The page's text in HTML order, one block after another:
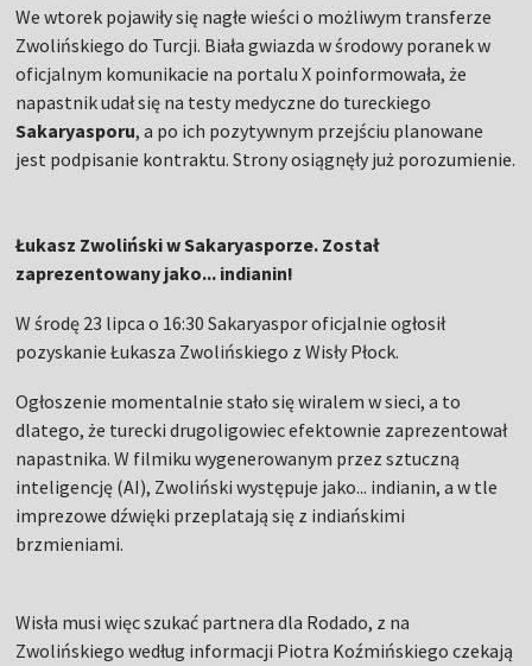
We wtorek pojawiły się nagłe wieści o możliwym transferze
Zwolińskiego do Turcji. Biała gwiazda w środowy poranek w
oficjalnym komunikacie na portalu X poinformowała, że
napastnik udał się na testy medyczne do tureckiego
Sakaryasporu, a po ich pozytywnym przejściu planowane
jest podpisanie kontraktu. Strony osiągnęły już porozumienie.
Łukasz Zwoliński w Sakaryasporze. Został
zaprezentowany jako... indianin!
W środę 23 lipca o 16:30 Sakaryaspor oficjalnie ogłosił
pozyskanie Łukasza Zwolińskiego z Wisły Płock.
Ogłoszenie momentalnie stało się wiralem w sieci, a to
dlatego, że turecki drugoligowiec efektownie zaprezentował
napastnika. W filmiku wygenerowanym przez sztuczną
inteligencję (AI), Zwoliński występuje jako... indianin, a w tle
imprezowe dźwięki przeplatają się z indiańskimi
brzmieniami.
Wisła musi więc szukać partnera dla Rodado, z na
Zwolińskiego według informacji Piotra Koźmińskiego czekają